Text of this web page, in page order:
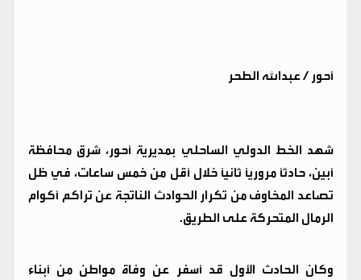
أحور / عبدالله الطحر
شهد الخط الدولي الساحلي بمديرية أحور، شرق محافظة
أبين، حادثًا مروريًا ثانيًا خلال أقل من خمس ساعات، في ظل
تصاعد المخاوف من تكرار الحوادث الناتجة عن تراكم أكوام
الرمال المتحركة على الطريق.
وكان الحادث الأول قد أسفر عن وفاة مواطن من أبناء